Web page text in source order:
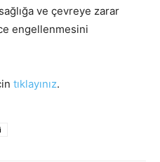
ve çevreye zarar
engellenmesini
tıklayınız.